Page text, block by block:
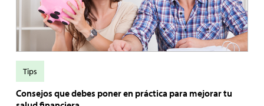
Consejos que debes poner en práctica para mejorar tu
Tips